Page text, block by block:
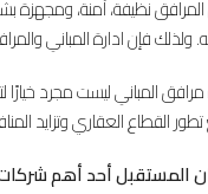
نظيفة، آمنة، ومجهزة
ولذلك فإن ادارة المباني
مرافق المباني ليست مجرد
القطاع العقاري وتزايد
المستقبل أحد أهم